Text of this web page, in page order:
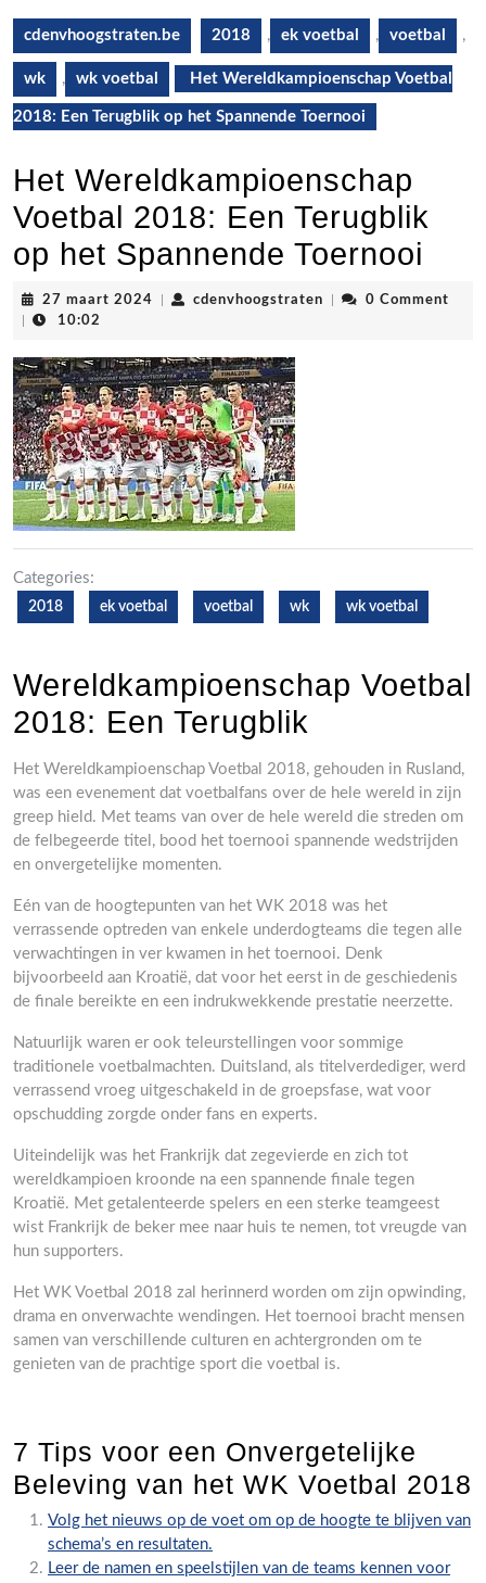
cdenvhoogstraten.be 2018 , ek voetbal , voetbal ,
wk , wk voetbal Het Wereldkampioenschap Voetbal
2018: Een Terugblik op het Spannende Toernooi
Het Wereldkampioenschap
Voetbal 2018: Een Terugblik
op het Spannende Toernooi
27 maart 2024 27
cdenvhoogstraten cdenvhoogstraten
0 Comment
10:02
Categories:
2018 ek voetbal voetbal wk wk voetbal
Wereldkampioenschap Voetbal
2018: Een Terugblik
Het Wereldkampioenschap Voetbal 2018, gehouden in Rusland,
was een evenement dat voetbalfans over de hele wereld in zijn
greep hield. Met teams van over de hele wereld die streden om
de felbegeerde titel, bood het toernooi spannende wedstrijden
en onvergetelijke momenten.
Eén van de hoogtepunten van het WK 2018 was het
verrassende optreden van enkele underdogteams die tegen alle
verwachtingen in ver kwamen in het toernooi. Denk
bijvoorbeeld aan Kroatië, dat voor het eerst in de geschiedenis
de finale bereikte en een indrukwekkende prestatie neerzette.
Natuurlijk waren er ook teleurstellingen voor sommige
traditionele voetbalmachten. Duitsland, als titelverdediger, werd
verrassend vroeg uitgeschakeld in de groepsfase, wat voor
opschudding zorgde onder fans en experts.
Uiteindelijk was het Frankrijk dat zegevierde en zich tot
wereldkampioen kroonde na een spannende finale tegen
Kroatië. Met getalenteerde spelers en een sterke teamgeest
wist Frankrijk de beker mee naar huis te nemen, tot vreugde van
hun supporters.
Het WK Voetbal 2018 zal herinnerd worden om zijn opwinding,
drama en onverwachte wendingen. Het toernooi bracht mensen
samen van verschillende culturen en achtergronden om te
genieten van de prachtige sport die voetbal is.
7 Tips voor een Onvergetelijke
Beleving van het WK Voetbal 2018
Volg het nieuws op de voet om op de hoogte te blijven van
schema’s en resultaten.
Leer de namen en speelstijlen van de teams kennen voor